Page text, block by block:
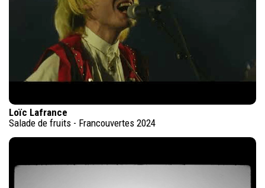
Loïc Lafrance
Salade de fruits - Francouvertes 2024